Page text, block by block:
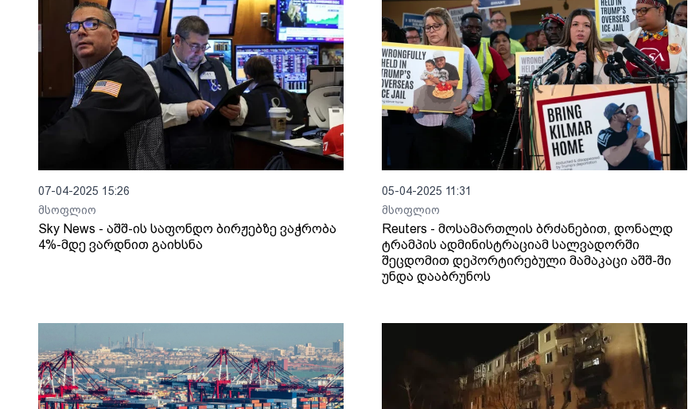
07-04-2025 15:26
მსოფლიო
Sky News - აშშ-ის საფონდო ბირჟებზე ვაჭრობა
4%-მდე ვარდნით გაიხსნა
05-04-2025 11:31
მსოფლიო
Reuters - მოსამართლის ბრძანებით, დონალდ
ტრამპის ადმინისტრაციამ სალვადორში
შეცდომით დეპორტირებული მამაკაცი აშშ-ში
უნდა დააბრუნოს